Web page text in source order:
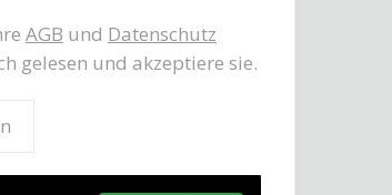
AGB und Datenschutz
gelesen und akzeptiere sie.